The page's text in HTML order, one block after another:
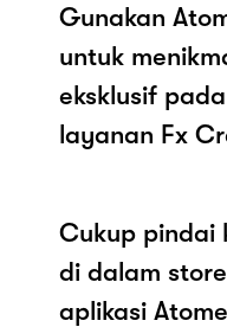
Gunakan
untuk
eksklusif
layanan Fx
Cukup pindai
di dalam
aplikasi